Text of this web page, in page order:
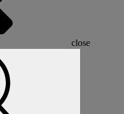
close